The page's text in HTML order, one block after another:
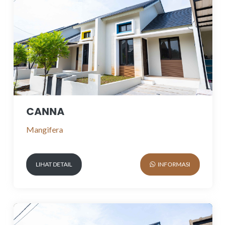
CANNA
Mangifera
LIHAT DETAIL INFORMASI